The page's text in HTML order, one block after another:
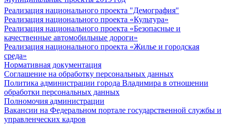
Реализация национального проекта "Демография"
Реализация национального проекта «Культура»
Реализация национального проекта «Безопасные и
качественные автомобильные дороги»
Реализация национального проекта «Жилье и городская
среда»
Нормативная документация
Соглашение на обработку персональных данных
Политика администрации города Владимира в отношении
обработки персональных данных
Полномочия администрации
Вакансии на Федеральном портале государственной службы и
управленческих кадров